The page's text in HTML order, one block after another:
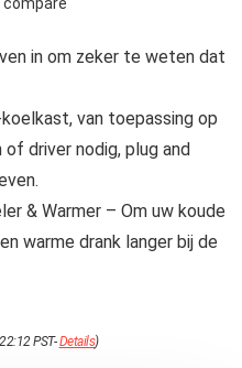
in om zeker te weten dat
van toepassing op
driver nodig, plug and
& Warmer – Om uw koude
warme drank langer bij de
PST-Details)